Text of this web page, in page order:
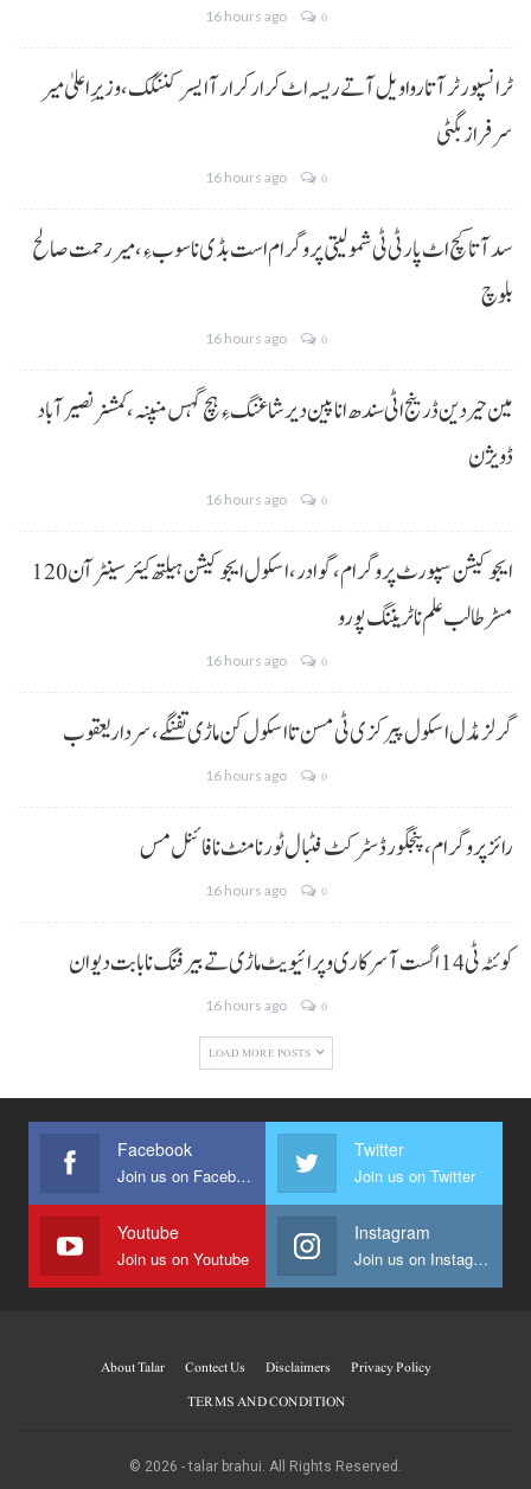
16 hours ago 0
ٹرانسپورٹر آتا روا ویل آتے ریسہ اٹ کرار کرار آ ایسر کننگک ،وزیرِ اعلیٰ میر
سرفراز بگٹی
16 hours ago 0
سد آتا کچ اٹ پارٹی ٹی شمولیتی پروگرام است بڈی نا سوب ءِ،میر رحمت صالح
بلوچ
16 hours ago 0
مین حیردین ڈرینج اٹی سندھ انا پین دیر شاغنگ ءِ ہچ گہس منپنہ،کمشنر نصیرآباد
ڈویژن
16 hours ago 0
ایجوکیشن سپورٹ پروگرام،گوادر، اسکول ایجوکیشن ہیلتھ کیئر سینٹر آن 120
مسڑ طالب علم نا ٹریننگ پورو
16 hours ago 0
گرلز مڈل اسکول پیرکزی ٹی مسن تا اسکول کن ماڑی تفنگے، سردار یعقوب
16 hours ago 0
رائز پروگرام، پنجگور ڈسٹرکٹ فٹبال ٹورنامنٹ نا فائنل مس
16 hours ago 0
کوئٹہ ٹی 14 اگست آ سرکاری و پرائیویٹ ماڑی تے بیرفنگ نا بابت دیوان
16 hours ago 0
LOAD MORE POSTS
Facebook
Join us on Facebook
Twitter
Join us on Twitter
Youtube
Join us on Youtube
Instagram
Join us on Instagram
About Talar Contect Us Disclaimers
Privacy Policy
TERMS AND CONDITION
© 2026 - talar brahui. All Rights Reserved.